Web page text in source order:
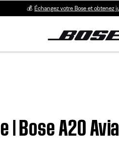
💰 Échangez votre Bose et obtenez
Bose A20